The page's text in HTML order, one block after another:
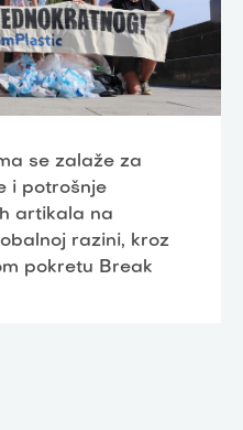
se zalaže za
i potrošnje
artikala na
razini, kroz
pokretu Break